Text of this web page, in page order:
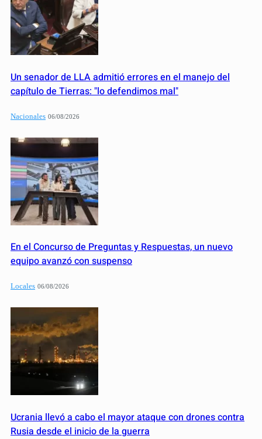
Un senador de LLA admitió errores en el manejo del
capítulo de Tierras: "lo defendimos mal"
Nacionales 06/08/2026
En el Concurso de Preguntas y Respuestas, un nuevo
equipo avanzó con suspenso
Locales 06/08/2026
Ucrania llevó a cabo el mayor ataque con drones contra
Rusia desde el inicio de la guerra